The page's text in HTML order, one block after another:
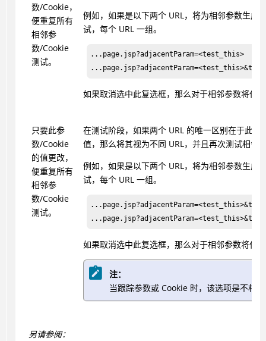
数/Cookie，
便重复所有
相邻参
数/Cookie
测试。
例如，如果是以下两个 URL，将为相邻参数生成
试，每个 URL 一组。
...page.jsp?adjacentParam=<test_this>
如果取消选中此复选框，那么对于相邻参数将仅
只要此参
数/Cookie
的值更改，
便重复所有
相邻参
数/Cookie
测试。
在测试阶段，如果两个 URL 的唯一区别在于此参
值，那么将其视为不同 URL，并且再次测试相邻
例如，如果是以下两个 URL，将为相邻参数生成
试，每个 URL 一组。
如果取消选中此复选框，那么对于相邻参数将仅
注：
当跟踪参数或 Cookie 时，该选项是不相
另请参阅：